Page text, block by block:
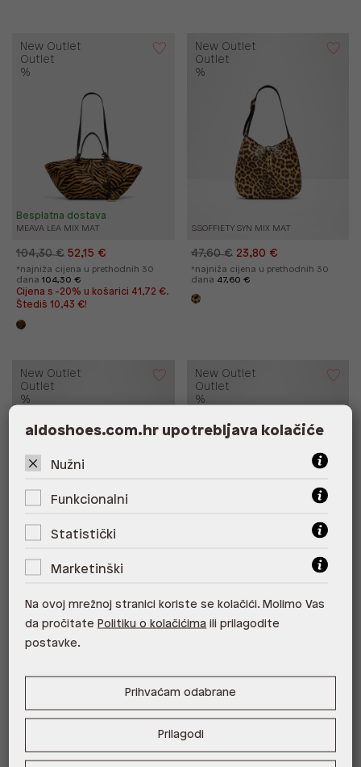
MEAVA LEA MIX MAT
Besplatna dostava
New Outlet
Outlet
%
104,30 € 52,15 €
*najniža cijena u prethodnih 30
dana 104,30 €
Cijena s -20% u košarici 41,72 €.
Štediš 10,43 €!
SSOFFIETY SYN MIX MAT
New Outlet
Outlet
%
47,60 € 23,80 €
*najniža cijena u prethodnih 30
dana 47,60 €
New Outlet
Outlet
%
dana 62,30 €
Cijena s -20% u košarici 24,92 €.
Štediš 6,23 €!
New Outlet
Outlet
%
dana 51,10 €
Outlet
%
aldoshoes.com.hr upotrebljava kolačiće
Nužni
Funkcionalni
Statistički
Marketinški
Na ovoj mrežnoj stranici koriste se kolačići. Molimo Vas
da pročitate Politiku o kolačićima ili prilagodite
postavke.
Prihvaćam odabrane
Prilagodi